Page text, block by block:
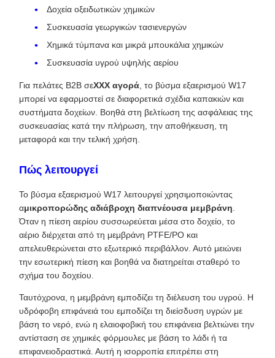
Δοχεία οξειδωτικών χημικών
Συσκευασία γεωργικών τασιενεργών
Χημικά τύμπανα και μικρά μπουκάλια χημικών
Συσκευασία υγρού υψηλής αερίου
Για πελάτες B2B σεXXX αγορά, το βύσμα εξαερισμού W17
μπορεί να εφαρμοστεί σε διαφορετικά σχέδια καπακιών και
συστήματα δοχείων. Βοηθά στη βελτίωση της ασφάλειας της
συσκευασίας κατά την πλήρωση, την αποθήκευση, τη
μεταφορά και την τελική χρήση.
Πώς λειτουργεί
Το βύσμα εξαερισμού W17 λειτουργεί χρησιμοποιώντας
αμικροπορώδης αδιάβροχη διαπνέουσα μεμβράνη.
Όταν η πίεση αερίου συσσωρεύεται μέσα στο δοχείο, το
αέριο διέρχεται από τη μεμβράνη PTFE/PO και
απελευθερώνεται στο εξωτερικό περιβάλλον. Αυτό μειώνει
την εσωτερική πίεση και βοηθά να διατηρείται σταθερό το
σχήμα του δοχείου.
Ταυτόχρονα, η μεμβράνη εμποδίζει τη διέλευση του υγρού. Η
υδρόφοβη επιφάνειά του εμποδίζει τη διείσδυση υγρών με
βάση το νερό, ενώ η ελαιοφοβική του επιφάνεια βελτιώνει την
αντίσταση σε χημικές φόρμουλες με βάση το λάδι ή τα
επιφανειοδραστικά. Αυτή η ισορροπία επιτρέπει στη